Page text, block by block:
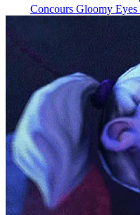
Concours Gloomy Eyes